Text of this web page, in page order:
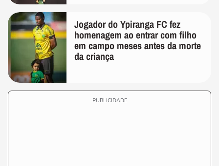
Jogador do Ypiranga FC fez
homenagem ao entrar com filho
em campo meses antes da morte
da criança
PUBLICIDADE